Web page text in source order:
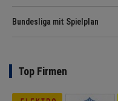
Bundesliga mit Spielplan
Top Firmen